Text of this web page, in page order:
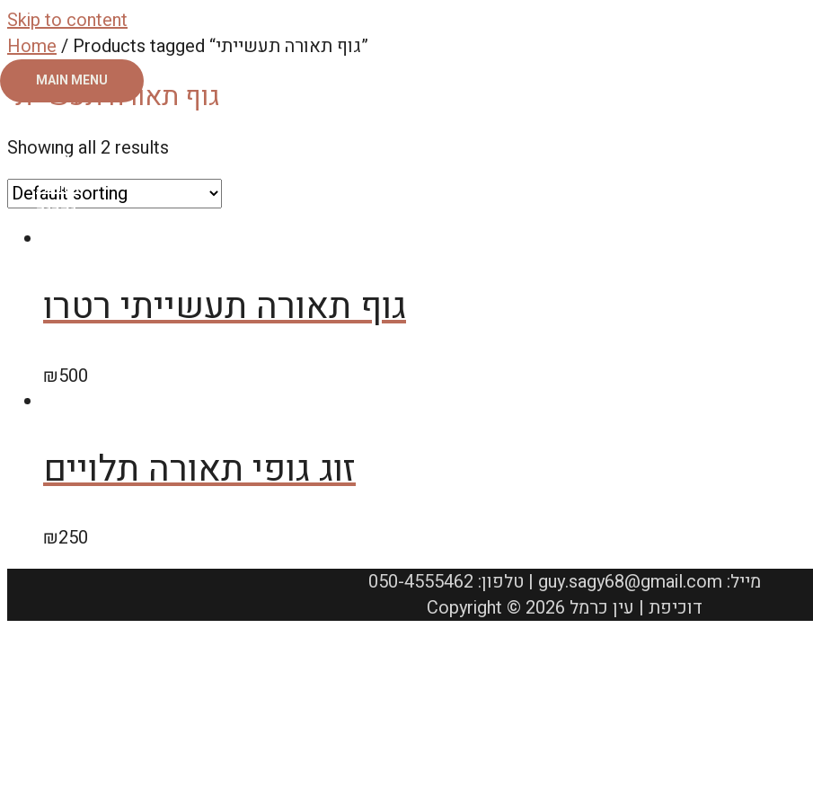
Skip to content
MAIN MENU
צור קשר
אודות
גלריה
Home / Products tagged “גוף תאורה תעשייתי”
גוף תאורה תעשייתי
Showing all 2 results
גוף תאורה תעשייתי רטרו
₪500
זוג גופי תאורה תלויים
₪250
050-4555462 :טלפון | guy.sagy68@gmail.com :מייל
Copyright © 2026 דוכיפת | עין כרמל